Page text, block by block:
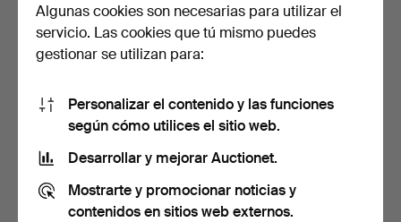
Antigua máscara de gas
con caja en metal.
1 día
93 USD
Bayoneta de artillería
toledana en acero.
105 USD
También puedes buscar ennuestro archivo de
subastas concluidas.
Algunas cookies son necesarias para utilizar el
servicio. Las cookies que tú mismo puedes
gestionar se utilizan para:
Personalizar el contenido y las funciones
según cómo utilices el sitio web.
Desarrollar y mejorar Auctionet.
Mostrarte y promocionar noticias y
contenidos en sitios web externos.